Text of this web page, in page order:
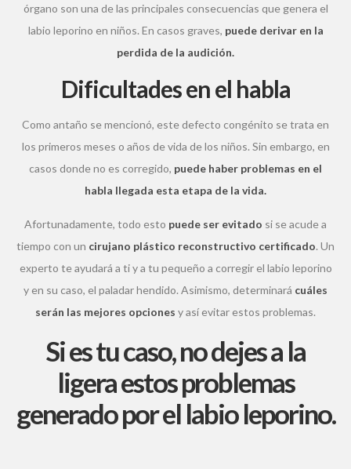
órgano son una de las principales consecuencias que genera el
labio leporino en niños. En casos graves, puede derivar en la
perdida de la audición.
Dificultades en el habla
Como antaño se mencionó, este defecto congénito se trata en
los primeros meses o años de vida de los niños. Sin embargo, en
casos donde no es corregido, puede haber problemas en el
habla llegada esta etapa de la vida.
Afortunadamente, todo esto puede ser evitado si se acude a
tiempo con un cirujano plástico reconstructivo certificado. Un
experto te ayudará a ti y a tu pequeño a corregir el labio leporino
y en su caso, el paladar hendido. Asimismo, determinará cuáles
serán las mejores opciones y así evitar estos problemas.
Si es tu caso, no dejes a la
ligera estos problemas
generado por el labio leporino.